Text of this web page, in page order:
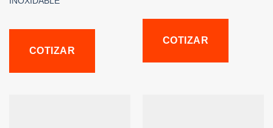
COTIZAR
COTIZAR